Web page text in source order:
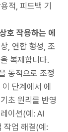
적, 피드백 기
호 작용하는 에
, 연합 형성, 조
복제합니다.
동적으로 조정
단계에서 에
초 원리를 반영
이션(예: AI
업 해결(예: